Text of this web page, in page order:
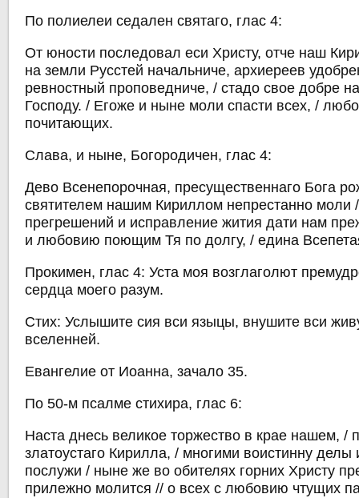
По полиелеи седален святаго, глас 4:
От юности последовал еси Христу, отче наш
на земли Русстей начальниче, архиереев
ревностный проповедниче, / стадо свое добре
Господу. / Егоже и ныне моли спасти всех, /
почитающих.
Слава, и ныне, Богородичен, глас 4:
Дево Всенепорочная, пресущественнаго Бога
святителем нашим Кириллом непрестанно моли
прегрешений и исправление жития дати нам
и любовию поющим Тя по долгу, / едина
Прокимен, глас 4: Уста моя возглаголют
сердца моего разум.
Стих: Услышите сия вси языцы, внушите вси
вселенней.
Евангелие от Иоанна, зачало 35.
По 50-м псалме стихира, глас 6:
Наста днесь великое торжество в крае нашем, /
златоустаго Кирилла, / многими воистинну делы
послужи / ныне же во обителях горних Христу
прилежно молится // о всех с любовию чтущих